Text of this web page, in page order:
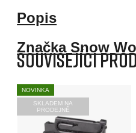
Popis
ZnačkaSnow
Související
NOVINKA
SKLADEM NA
PRODEJNĚ